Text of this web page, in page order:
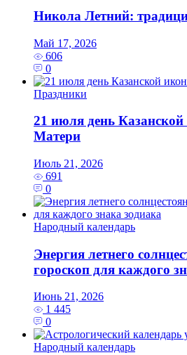
Никола Летний:
Май 17, 2026
606
0
Праздники
21 июля день
Матери
Июль 21, 2026
691
0
Народный календарь
Энергия летнего
гороскоп для каждого
Июнь 21, 2026
1 445
0
Народный календарь